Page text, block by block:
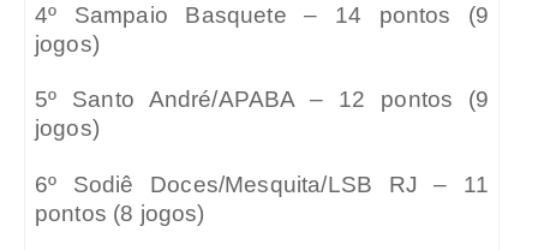
4º Sampaio Basquete – 14 pontos (9
jogos)
5º Santo André/APABA – 12 pontos (9
jogos)
6º Sodiê Doces/Mesquita/LSB RJ – 11
pontos (8 jogos)